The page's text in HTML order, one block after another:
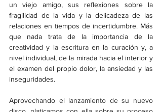
un viejo amigo, sus reflexiones sobre la
fragilidad de la vida y la delicadeza de las
relaciones en tiempos de incertidumbre. Más
que nada trata de la importancia de la
creatividad y la escritura en la curación y, a
nivel individual, de la mirada hacia el interior y
el examen del propio dolor, la ansiedad y las
inseguridades.
Aprovechando el lanzamiento de su nuevo